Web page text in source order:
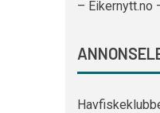
– Eikernytt.no